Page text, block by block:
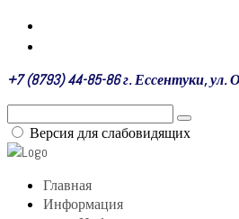
+7 (8793) 44-85-86 г. Ессентуки, ул.
Версия для слабовидящих
Главная
Информация